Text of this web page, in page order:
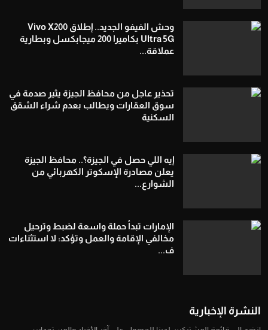
وحش الفيفو الجديد.. إطلاق Vivo X200
Ultra 5G بكاميرا 200 ميجابكسل وبطارية
عملاقة...
تحذير عاجل من محافظ الجيزة يثير صدمة في
سوق العقارات ويطالب بعدم شراء الشقق
السكنية
إيه اللي حصل في الجيزة؟.. محافظ الجيزة
يعلن مصادرة الإسكوتر الكهربائي من
الشوارع...
الإمارات تبدأ حملة واسعة لضبط وترحيل
مخالفي الإقامة والعمل وتؤكد: لا استثناءات
ف...
النشرة الإخبارية